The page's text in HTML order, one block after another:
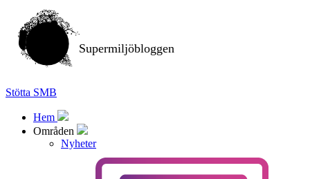
Supermiljöbloggen
Stötta SMB
Hem
Områden
Nyheter